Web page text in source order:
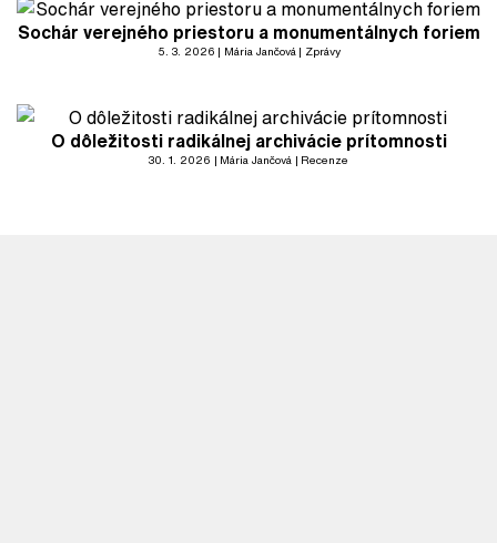
Sochár verejného priestoru a monumentálnych foriem
5. 3. 2026 Mária Jančová Zprávy
O dôležitosti radikálnej archivácie prítomnosti
30. 1. 2026 Mária Jančová Recenze